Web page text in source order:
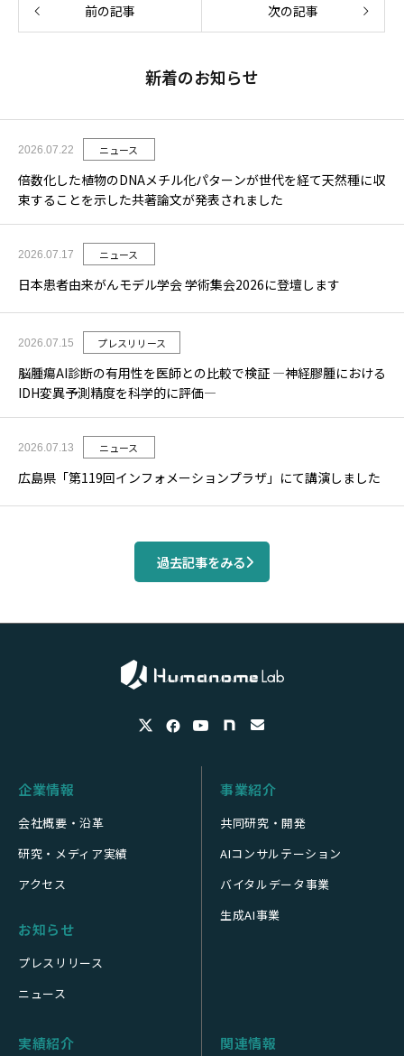
前の記事 次の記事
新着のお知らせ
2026.07.22 ニュース
倍数化した植物のDNAメチル化パターンが世代を経て天然種に収
束することを示した共著論文が発表されました
2026.07.17 ニュース
日本患者由来がんモデル学会 学術集会2026に登壇します
2026.07.15 プレスリリース
脳腫瘍AI診断の有用性を医師との比較で検証 ―神経膠腫における
IDH変異予測精度を科学的に評価―
2026.07.13 ニュース
広島県「第119回インフォメーションプラザ」にて講演しました
過去記事をみる
企業情報
会社概要・沿革
研究・メディア実績
アクセス
お知らせ
プレスリリース
ニュース
事業紹介
共同研究・開発
AIコンサルテーション
バイタルデータ事業
生成AI事業
実績紹介 関連情報